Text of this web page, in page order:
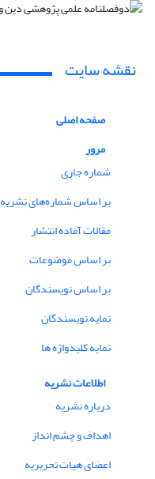
نقشه سایت
صفحه اصلی
مرور
شماره جاری
بر اساس شماره‌های نشریه
مقالات آماده انتشار
بر اساس موضوعات
بر اساس نویسندگان
نمایه نویسندگان
نمایه کلیدواژه ها
اطلاعات نشریه
درباره نشریه
اهداف و چشم انداز
اعضای هیات تحریریه